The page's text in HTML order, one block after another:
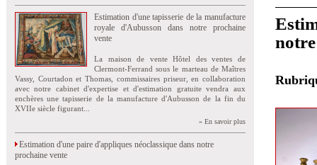
Estimation d'une tapisserie de la manufacture
royale d'Aubusson dans notre prochaine
vente
La maison de vente Hôtel des ventes de
Clermont-Ferrand sous le marteau de Maîtres
Vassy, Courtadon et Thomas, commissaires priseur, en collaboration
avec notre cabinet d'expertise et d'estimation gratuite vendra aux
enchères une tapisserie de la manufacture d'Aubusson de la fin du
XVIIe siècle figurant...
» En savoir plus
Estimation d'une paire d'appliques néoclassique dans notre
prochaine vente